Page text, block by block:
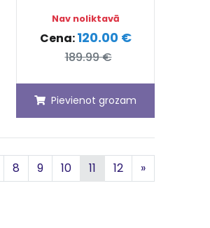
Nav noliktavā
Cena:120.00 €
189.99 €
Pievienot grozam
8 9 10 11 12 »Nākamā